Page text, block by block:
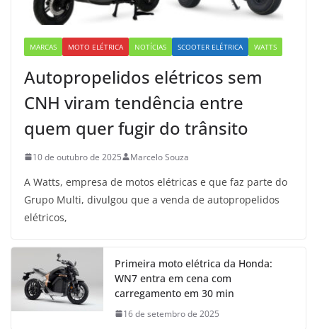
MARCAS MOTO ELÉTRICA NOTÍCIAS SCOOTER ELÉTRICA WATTS
Autopropelidos elétricos sem
CNH viram tendência entre
quem quer fugir do trânsito
10 de outubro de 2025 Marcelo Souza
A Watts, empresa de motos elétricas e que faz parte do
Grupo Multi, divulgou que a venda de autopropelidos
elétricos,
Primeira moto elétrica da Honda:
WN7 entra em cena com
carregamento em 30 min
16 de setembro de 2025